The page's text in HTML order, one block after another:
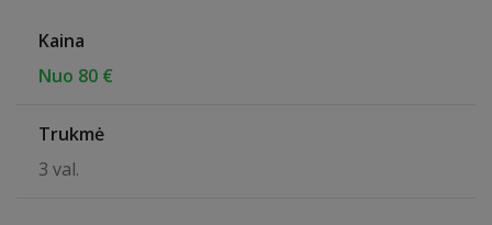
Kaina
Nuo 80 €
Trukmė
3 val.